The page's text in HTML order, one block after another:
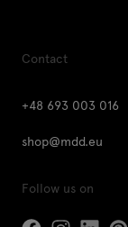
Contact
+48 693 003 016
shop@mdd.eu
Follow us on